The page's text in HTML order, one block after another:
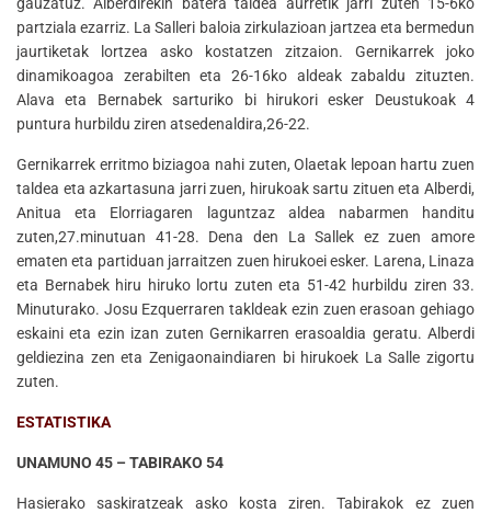
partziala ezarriz. La Salleri baloia zirkulazioan jartzea eta bermedun
jaurtiketak lortzea asko kostatzen zitzaion. Gernikarrek joko
dinamikoagoa zerabilten eta 26-16ko aldeak zabaldu zituzten.
Alava eta Bernabek sarturiko bi hirukori esker Deustukoak 4
puntura hurbildu ziren atsedenaldira,26-22.
Gernikarrek erritmo biziagoa nahi zuten, Olaetak lepoan hartu zuen
taldea eta azkartasuna jarri zuen, hirukoak sartu zituen eta Alberdi,
Anitua eta Elorriagaren laguntzaz aldea nabarmen handitu
zuten,27.minutuan 41-28. Dena den La Sallek ez zuen amore
ematen eta partiduan jarraitzen zuen hirukoei esker. Larena, Linaza
eta Bernabek hiru hiruko lortu zuten eta 51-42 hurbildu ziren 33.
Minuturako. Josu Ezquerraren takldeak ezin zuen erasoan gehiago
eskaini eta ezin izan zuten Gernikarren erasoaldia geratu. Alberdi
geldiezina zen eta Zenigaonaindiaren bi hirukoek La Salle zigortu
zuten.
ESTATISTIKA
UNAMUNO 45 – TABIRAKO 54
Hasierako saskiratzeak asko kosta ziren. Tabirakok ez zuen